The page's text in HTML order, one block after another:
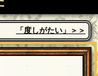
「度しがたい」＞＞